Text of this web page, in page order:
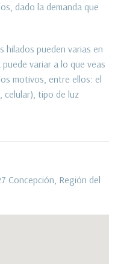
dado la demanda que
pueden varias en
variar a lo que veas
motivos, entre ellos: el
tipo de luz
Concepción, Región del